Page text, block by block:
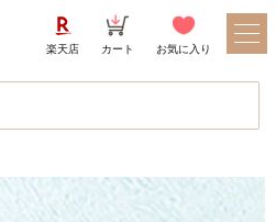
楽天店 カート お気に入り